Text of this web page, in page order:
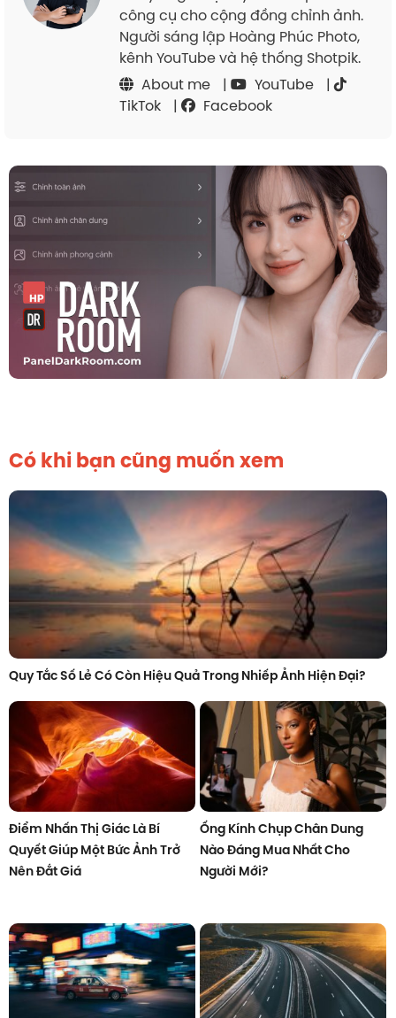
công cụ cho cộng đồng chỉnh ảnh.
Người sáng lập Hoàng Phúc Photo,
kênh YouTube và hệ thống Shotpik.
About me
| YouTube
|
TikTok
| Facebook
Có khi bạn cũng muốn xem
Quy Tắc Số Lẻ Có Còn Hiệu Quả Trong Nhiếp Ảnh Hiện Đại?
Điểm Nhấn Thị Giác Là Bí
Quyết Giúp Một Bức Ảnh Trở
Nên Đắt Giá
Ống Kính Chụp Chân Dung
Nào Đáng Mua Nhất Cho
Người Mới?